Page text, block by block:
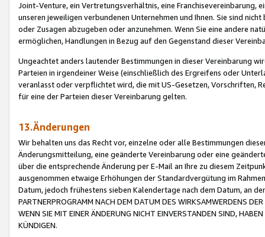
Joint-Venture, ein Vertretungsverhältnis, eine Franchisevereinbarung,
unseren jeweiligen verbundenen Unternehmen und Ihnen. Sie sind
oder Zusagen abzugeben oder anzunehmen. Wenn Sie eine andere
ermöglichen, Handlungen in Bezug auf den Gegenstand dieser
Ungeachtet anders lautender Bestimmungen in dieser Vereinbarung
Parteien in irgendeiner Weise (einschließlich des Ergreifens oder
veranlasst oder verpflichtet wird, die mit US-Gesetzen, Vorschriften,
für eine der Parteien dieser Vereinbarung gelten.
13.Änderungen
Wir behalten uns das Recht vor, einzelne oder alle Bestimmungen
Änderungsmitteilung, eine geänderte Vereinbarung oder eine
über die entsprechende Änderung per E-Mail an Ihre zu diesem
ausgenommen etwaige Erhöhungen der Standardvergütung im
Datum, jedoch frühestens sieben Kalendertage nach dem Datum, an
PARTNERPROGRAMM NACH DEM DATUM DES WIRKSAMWERDENS
WENN SIE MIT EINER ÄNDERUNG NICHT EINVERSTANDEN SIND,
KÜNDIGEN.